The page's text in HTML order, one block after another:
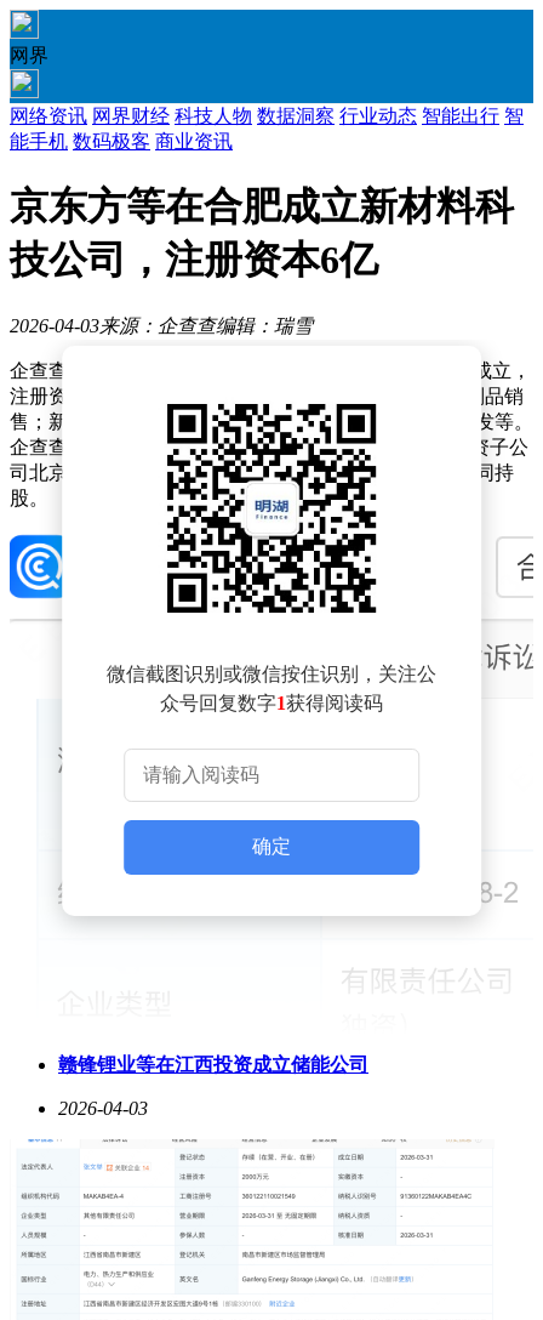
网界
网络资讯 网界财经 科技人物 数据洞察 行业动态 智能出行 智
能手机 数码极客 商业资讯
京东方等在合肥成立新材料科
技公司，注册资本6亿
2026-04-03来源：企查查编辑：瑞雪
企查查APP显示，近日，合肥京仓新材料科技有限公司成立，
注册资本6亿元，经营范围包含：塑料制品制造；塑料制品销
售；新型膜材料销售；新型膜材料制造；新材料技术研发等。
企查查股权穿透显示，该公司由京东方A（000725）全资子公
司北京京东方材料科技有限公司、大仓工业株式会社共同持
股。
微信截图识别或微信按住识别，关注公
众号回复数字1获得阅读码
确定
赣锋锂业等在江西投资成立储能公司
2026-04-03